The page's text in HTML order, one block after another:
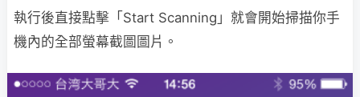
執行後直接點擊「Start Scanning」就會開始掃描你手
機內的全部螢幕截圖圖片。